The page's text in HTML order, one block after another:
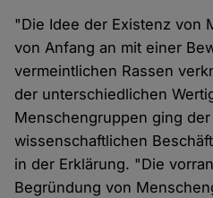
"Die Idee der Existenz von
von Anfang an mit einer
vermeintlichen Rassen
der unterschiedlichen
Menschengruppen ging
wissenschaftlichen
in der Erklärung. "Die
Begründung von